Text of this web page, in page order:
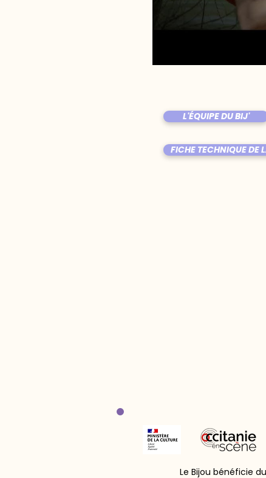
L'ÉQUIPE DU BIJ'
FICHE TECHNIQUE DE
Le Bijou bénéficie